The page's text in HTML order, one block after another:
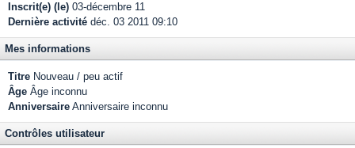
Inscrit(e) (le) 03-décembre 11
Dernière activité déc. 03 2011 09:10
Mes informations
Titre Nouveau / peu actif
Âge Âge inconnu
Anniversaire Anniversaire inconnu
Contrôles utilisateur